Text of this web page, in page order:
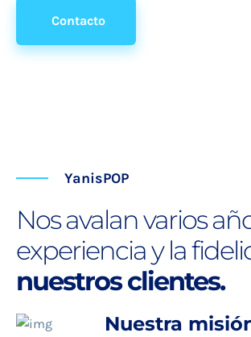
Contacto
YanisPOP
Nos avalan varios
experiencia y la
nuestros clientes.
Nuestra